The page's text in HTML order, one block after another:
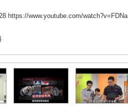
https://www.youtube.com/